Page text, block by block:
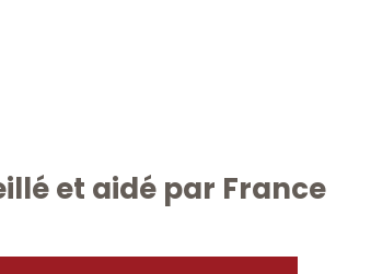
et aidé par France